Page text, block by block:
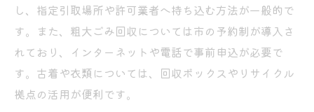
し、指定引取場所や許可業者へ持ち込む方法が一般的で
す。また、粗大ごみ回収については市の予約制が導入さ
れており、インターネットや電話で事前申込が必要で
す。古着や衣類については、回収ボックスやリサイクル
拠点の活用が便利です。